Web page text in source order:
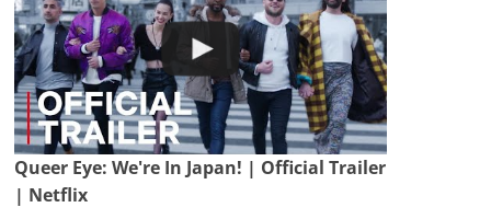
Queer Eye: We're In Japan! | Official Trailer
| Netflix